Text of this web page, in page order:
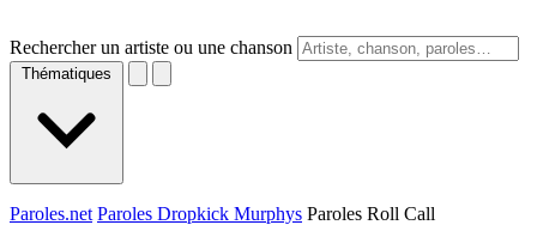
Rechercher un artiste ou une chanson
Thématiques
Paroles.net Paroles Dropkick Murphys Paroles Roll Call